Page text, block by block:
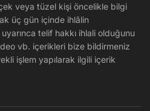
veya tüzel kişi öncelikle bilgi
üç gün içinde ihlâlin
telif hakkı ihlali olduğunu
vb. içerikleri bize bildirmeniz
işlem yapılarak ilgili içerik